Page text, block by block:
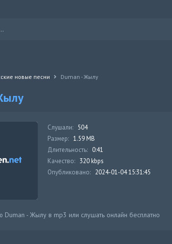
новые песни Duman - Жылу
Слушали: 504
Размер: 1.59 MB
Длительность: 0:41
Качество: 320 kbps
Опубликовано: 2024-01-04 15:31:45
Duman - Жылу в mp3 или слушать онлайн бесплатно